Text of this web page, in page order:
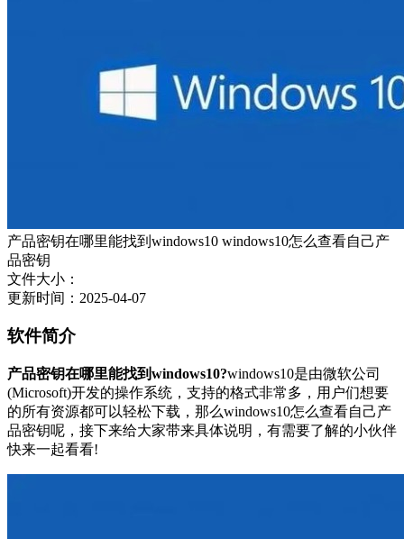
产品密钥在哪里能找到windows10 windows10怎么查看自己产
品密钥
文件大小：
更新时间：2025-04-07
软件简介
产品密钥在哪里能找到windows10?windows10是由微软公司
(Microsoft)开发的操作系统，支持的格式非常多，用户们想要
的所有资源都可以轻松下载，那么windows10怎么查看自己产
品密钥呢，接下来给大家带来具体说明，有需要了解的小伙伴
快来一起看看!